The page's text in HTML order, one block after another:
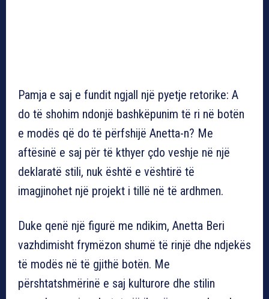
Pamja e saj e fundit ngjall një pyetje retorike: A
do të shohim ndonjë bashkëpunim të ri në botën
e modës që do të përfshijë Anetta-n? Me
aftësinë e saj për të kthyer çdo veshje në një
deklaratë stili, nuk është e vështirë të
imagjinohet një projekt i tillë në të ardhmen.
Duke qenë një figurë me ndikim, Anetta Beri
vazhdimisht frymëzon shumë të rinjë dhe ndjekës
të modës në të gjithë botën. Me
përshtatshmërinë e saj kulturore dhe stilin